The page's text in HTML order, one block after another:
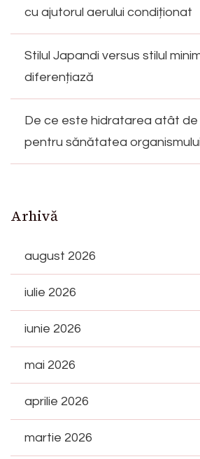
cu ajutorul aerului condiționat
Stilul Japandi versus stilul
diferențiază
De ce este hidratarea atât
pentru sănătatea organismului
Arhivă
august 2026
iulie 2026
iunie 2026
mai 2026
aprilie 2026
martie 2026